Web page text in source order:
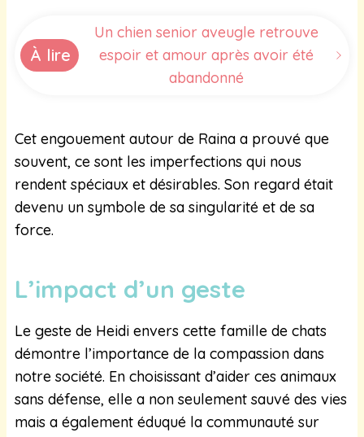
À lire
Un chien senior aveugle retrouve
espoir et amour après avoir été
abandonné
Cet engouement autour de Raina a prouvé que
souvent, ce sont les imperfections qui nous
rendent spéciaux et désirables. Son regard était
devenu un symbole de sa singularité et de sa
force.
L’impact d’un geste
Le geste de Heidi envers cette famille de chats
démontre l’importance de la compassion dans
notre société. En choisissant d’aider ces animaux
sans défense, elle a non seulement sauvé des vies
mais a également éduqué la communauté sur